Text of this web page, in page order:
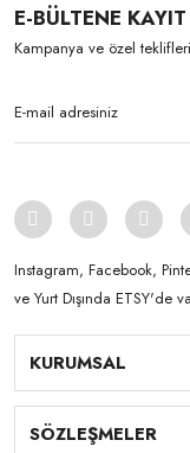
E-BÜLTENE
Kampanya ve özel
Instagram, Facebook,
ve Yurt Dışında ETSY'de
KURUMSAL
SÖZLEŞMELER